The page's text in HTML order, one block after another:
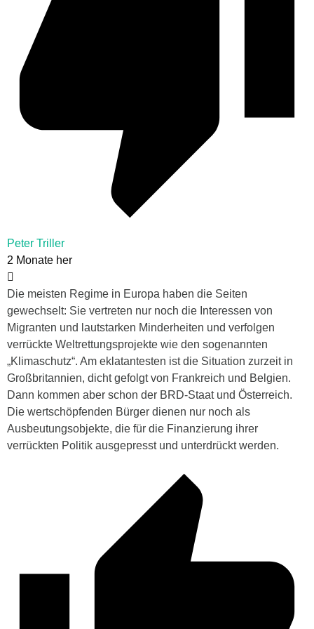
Peter Triller
2 Monate her
Die meisten Regime in Europa haben die Seiten
gewechselt: Sie vertreten nur noch die Interessen von
Migranten und lautstarken Minderheiten und verfolgen
verrückte Weltrettungsprojekte wie den sogenannten
„Klimaschutz“. Am eklatantesten ist die Situation zurzeit in
Großbritannien, dicht gefolgt von Frankreich und Belgien.
Dann kommen aber schon der BRD-Staat und Österreich.
Die wertschöpfenden Bürger dienen nur noch als
Ausbeutungsobjekte, die für die Finanzierung ihrer
verrückten Politik ausgepresst und unterdrückt werden.